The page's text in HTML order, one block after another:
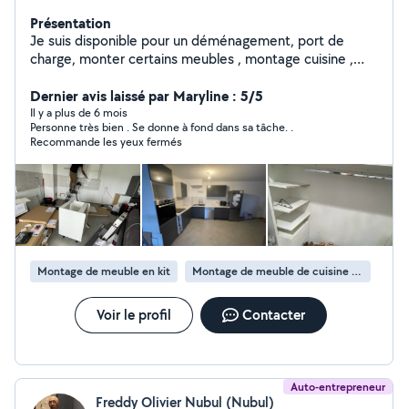
Présentation
Je suis disponible pour un déménagement, port de
charge, monter certains meubles , montage cuisine ,
cherche quelques heures de ménage à effectuer dans
le week-end. N'hésitez pas à me contacter pour plus de
renseignements.
Dernier avis laissé par Maryline : 5/5
Il y a plus de 6 mois
Personne très bien . Se donne à fond dans sa tâche. .
Recommande les yeux fermés
Montage de meuble en kit Montage de meuble de cuisine en kit
Voir le profil Contacter
Auto-entrepreneur
Freddy Olivier Nubul (Nubul)